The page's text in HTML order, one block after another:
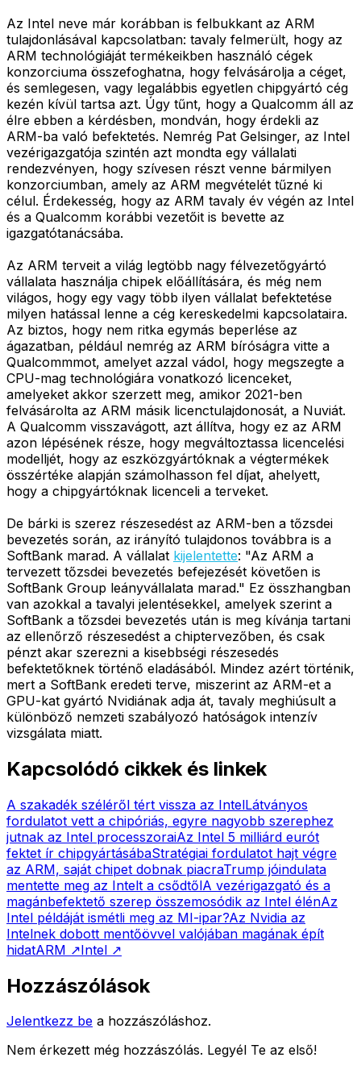
Az Intel neve már korábban is felbukkant az ARM
tulajdonlásával kapcsolatban: tavaly felmerült, hogy az
ARM technológiáját termékeikben használó cégek
konzorciuma összefoghatna, hogy felvásárolja a céget,
és semlegesen, vagy legalábbis egyetlen chipgyártó cég
kezén kívül tartsa azt. Úgy tűnt, hogy a Qualcomm áll az
élre ebben a kérdésben, mondván, hogy érdekli az
ARM-ba való befektetés. Nemrég Pat Gelsinger, az Intel
vezérigazgatója szintén azt mondta egy vállalati
rendezvényen, hogy szívesen részt venne bármilyen
konzorciumban, amely az ARM megvételét tűzné ki
célul. Érdekesség, hogy az ARM tavaly év végén az Intel
és a Qualcomm korábbi vezetőit is bevette az
igazgatótanácsába.
Az ARM terveit a világ legtöbb nagy félvezetőgyártó
vállalata használja chipek előállítására, és még nem
világos, hogy egy vagy több ilyen vállalat befektetése
milyen hatással lenne a cég kereskedelmi kapcsolataira.
Az biztos, hogy nem ritka egymás beperlése az
ágazatban, például nemrég az ARM bíróságra vitte a
Qualcommmot, amelyet azzal vádol, hogy megszegte a
CPU-mag technológiára vonatkozó licenceket,
amelyeket akkor szerzett meg, amikor 2021-ben
felvásárolta az ARM másik licenctulajdonosát, a Nuviát.
A Qualcomm visszavágott, azt állítva, hogy ez az ARM
azon lépésének része, hogy megváltoztassa licencelési
modelljét, hogy az eszközgyártóknak a végtermékek
összértéke alapján számolhasson fel díjat, ahelyett,
hogy a chipgyártóknak licenceli a terveket.
De bárki is szerez részesedést az ARM-ben a tőzsdei
bevezetés során, az irányító tulajdonos továbbra is a
SoftBank marad. A vállalat kijelentette: "Az ARM a
tervezett tőzsdei bevezetés befejezését követően is
SoftBank Group leányvállalata marad." Ez összhangban
van azokkal a tavalyi jelentésekkel, amelyek szerint a
SoftBank a tőzsdei bevezetés után is meg kívánja tartani
az ellenőrző részesedést a chiptervezőben, és csak
pénzt akar szerezni a kisebbségi részesedés
befektetőknek történő eladásából. Mindez azért történik,
mert a SoftBank eredeti terve, miszerint az ARM-et a
GPU-kat gyártó Nvidiának adja át, tavaly meghiúsult a
különböző nemzeti szabályozó hatóságok intenzív
vizsgálata miatt.
Kapcsolódó cikkek és linkek
A szakadék széléről tért vissza az IntelLátványos
fordulatot vett a chipóriás, egyre nagyobb szerephez
jutnak az Intel processzoraiAz Intel 5 milliárd eurót
fektet ír chipgyártásábaStratégiai fordulatot hajt végre
az ARM, saját chipet dobnak piacraTrump jóindulata
mentette meg az Intelt a csődtőlA vezérigazgató és a
magánbefektető szerep összemosódik az Intel élénAz
Intel példáját ismétli meg az MI-ipar?Az Nvidia az
Intelnek dobott mentőövvel valójában magának épít
hidatARM ↗Intel ↗
Hozzászólások
Jelentkezz be a hozzászóláshoz.
Nem érkezett még hozzászólás. Legyél Te az első!